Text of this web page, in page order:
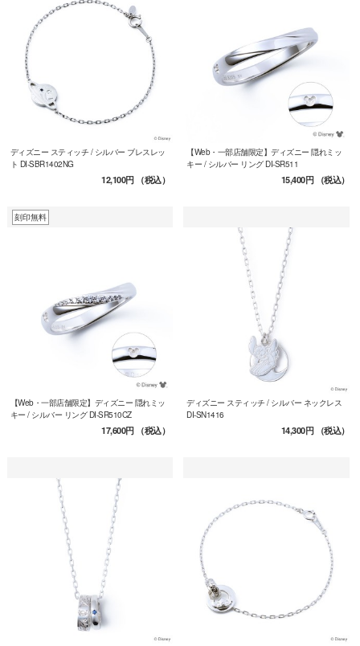
ディズニー スティッチ / シルバー ブレスレッ
ト DI-SBR1402NG
12,100円（税込）
【Web・一部店舗限定】ディズニー 隠れミッ
キー / シルバー リング DI-SR511
15,400円（税込）
刻印無料
【Web・一部店舗限定】ディズニー 隠れミッ
キー / シルバー リング DI-SR510CZ
17,600円（税込）
ディズニー スティッチ / シルバー ネックレス
DI-SN1416
14,300円（税込）